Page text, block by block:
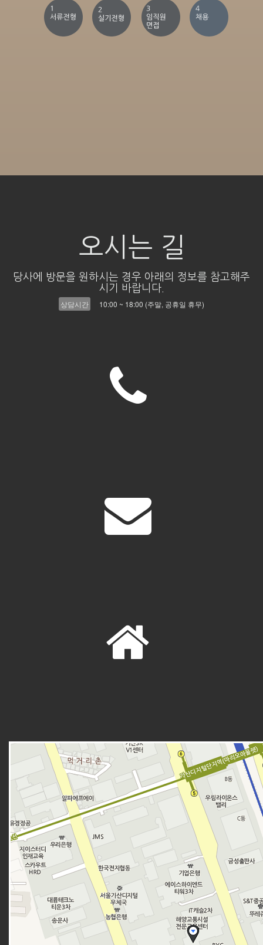
오시는 길
당사에 방문을 원하시는 경우 아래의 정보를 참고해주
시기 바랍니다.
상담시간 10:00 ~ 18:00 (주말, 공휴일 휴무)